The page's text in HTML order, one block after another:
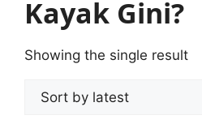
Kayak Gini?
Showing the single result